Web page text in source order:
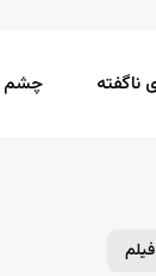
ناگفته چشم